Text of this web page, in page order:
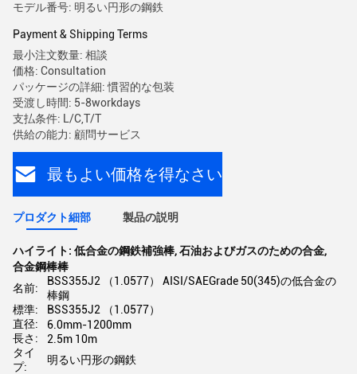
モデル番号: 明るい円形の鋼鉄
Payment & Shipping Terms
最小注文数量: 相談
価格: Consultation
パッケージの詳細: 慣習的な包装
受渡し時間: 5-8workdays
支払条件: L/C,T/T
供給の能力: 顧問サービス
最もよい価格を得なさい
プロダクト細部 製品の説明
ハイライト: 低合金の鋼鉄補強棒,石油およびガスのための合金,
合金鋼棒棒
名前:
BSS355J2 （1.0577） AISI/SAEGrade 50(345)の低合金の
棒鋼
標準:
BSS355J2 （1.0577）
直径:
6.0mm-1200mm
長さ:
2.5m 10m
タイ
プ:
明るい円形の鋼鉄